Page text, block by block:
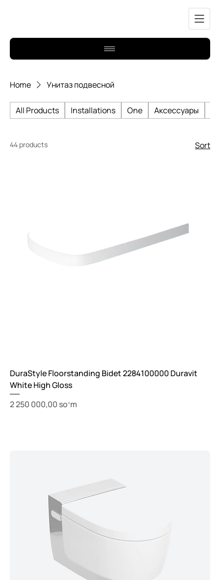
Home Унитаз подвесной
All Products Installations One Аксессуары
44 products Sort
DuraStyle Floorstanding Bidet 2284100000 Duravit
White High Gloss
Price
2 250 000,00 soʻm